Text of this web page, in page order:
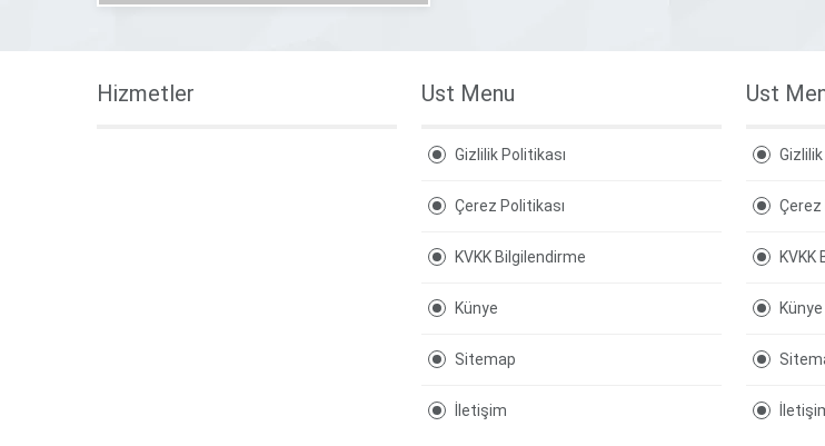
Hizmetler Ust Menu
Gizlilik Politikası
Çerez Politikası
KVKK Bilgilendirme
Künye
Sitemap
İletişim
Ust
Çerez
KVKK
Künye